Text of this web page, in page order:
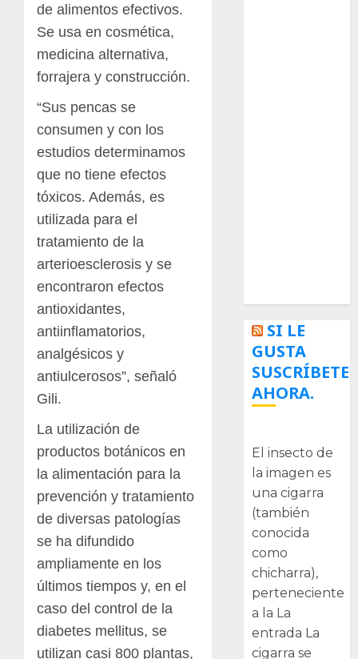
de alimentos efectivos.
Se usa en cosmética,
medicina alternativa,
forrajera y construcción.
“Sus pencas se
consumen y con los
estudios determinamos
que no tiene efectos
tóxicos. Además, es
utilizada para el
tratamiento de la
arterioesclerosis y se
encontraron efectos
antioxidantes,
antiinflamatorios,
analgésicos y
antiulcerosos”, señaló
Gili.
La utilización de
productos botánicos en
la alimentación para la
prevención y tratamiento
de diversas patologías
se ha difundido
ampliamente en los
últimos tiempos y, en el
caso del control de la
diabetes mellitus, se
utilizan casi 800 plantas,
SI LE
GUSTA
SUSCRÍBETE
AHORA.
El insecto de
la imagen es
una cigarra
(también
conocida
como
chicharra),
perteneciente
a la La
entrada La
cigarra se